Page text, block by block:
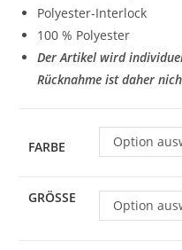
Polyester-Interlock
100 % Polyester
Der Artikel wird
Rücknahme ist daher
FARBE Option
GRÖSSE Option